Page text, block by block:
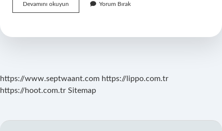
Devamını okuyun
Projesi
Bitecek
Yorum Bırak
https://www.septwaant.com https://lippo.com.tr
https://hoot.com.tr Sitemap